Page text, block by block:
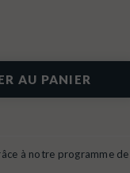
AU PANIER
à notre programme de